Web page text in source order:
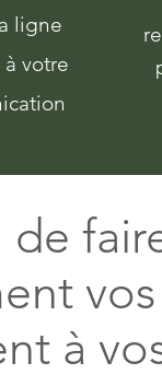
ligne
votre
de
à